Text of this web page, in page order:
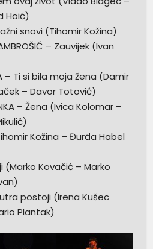
Hoić)
snovi (Tihomir Kožina)
– Zauvijek (Ivan
– Ti si bila moja žena (Damir
– Davor Totović)
– Žena (Ivica Kolomar –
Kožina – Đurđa Habel
(Marko Kovačić – Marko
postoji (Irena Kušec
Plantak)